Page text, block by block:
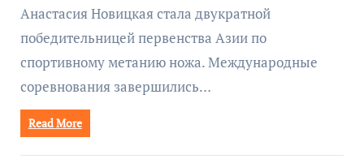
Анастасия Новицкая стала двукратной
победительницей первенства Азии по
спортивному метанию ножа. Международные
соревнования завершились…
Read More